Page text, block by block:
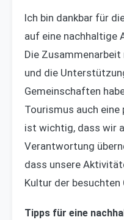
Ich bin dankbar für
auf eine nachhaltige
Die
und die
Gemeinschaften
Tourismus auch eine
ist wichtig, dass wir
Verantwortung
dass unsere
Kultur der
Tipps für eine